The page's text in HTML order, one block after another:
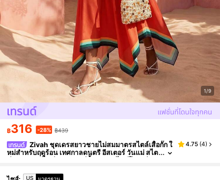
1/9
฿316 -28% ฿439
Zivah ชุดเดรสยาวชายไม่สมมาตรสไตล์เสื้อกั๊ก ใ
หม่สำหรับฤดูร้อน เทศกาลดนตรี อีสเตอร์ วันแม่ สไต
4.75 (4)
US